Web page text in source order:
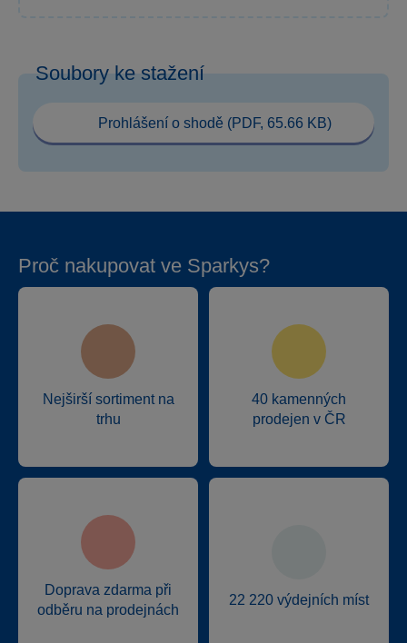
Soubory ke stažení
Prohlášení o shodě (PDF, 65.66 KB)
Proč nakupovat ve Sparkys?
Nejširší sortiment na
trhu
40 kamenných
prodejen v ČR
Doprava zdarma při
odběru na prodejnách
22 220 výdejních míst